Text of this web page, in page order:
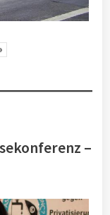
–